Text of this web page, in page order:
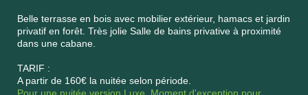
Belle terrasse en bois avec mobilier extérieur, hamacs et jardin
privatif en forêt. Très jolie Salle de bains privative à proximité
dans une cabane.
TARIF :
A partir de 160€ la nuitée selon période.
Pour une nuitée version Luxe, Moment d'exception pour